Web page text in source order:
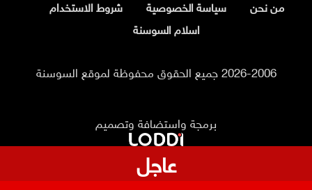
من نحن سياسة الخصوصية
شروط الاستخدام
اسلام السوسنة
2026-2006 جميع الحقوق محفوظة لموقع السوسنة
برمجة واستضافة وتصميم
عاجل